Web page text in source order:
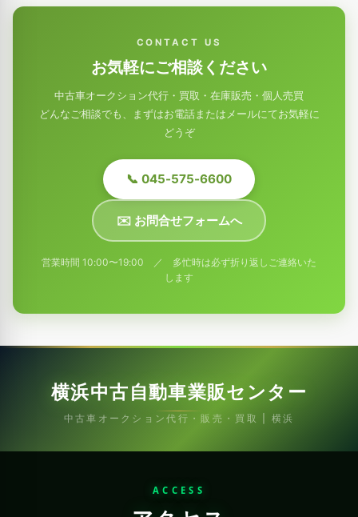
CONTACT US
お気軽にご相談ください
中古車オークション代行・買取・在庫販売・個人売買
どんなご相談でも、まずはお電話またはメールにてお気軽に
どうぞ
📞 045-575-6600
✉️ お問合せフォームへ
営業時間 10:00〜19:00 ／ 多忙時は必ず折り返しご連絡いた
します
横浜中古自動車業販センター
中古車オークション代行・販売・買取 | 横浜
ACCESS